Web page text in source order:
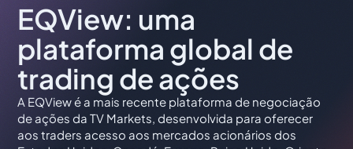
EQView: uma
plataforma global de
trading de ações
A EQView é a mais recente plataforma de negociação
de ações da TV Markets, desenvolvida para oferecer
aos traders acesso aos mercados acionários dos